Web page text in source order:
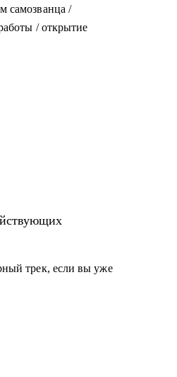
самозванца /
/ открытие
трек, если вы уже